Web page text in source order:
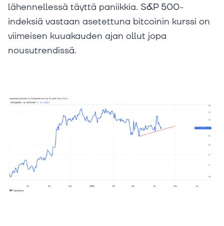
lähennellessä täyttä paniikkia. S&P 500-
indeksiä vastaan asetettuna bitcoinin kurssi on
viimeisen kuuakauden ajan ollut jopa
nousutrendissä.